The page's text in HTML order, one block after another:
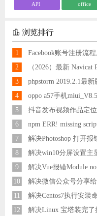
API office
浏览排行
1
Facebook账号注册流
2
（2026）最新
3
phpstorm 2019.2.1最
4
oppo a57手机
5
抖音发布视频作品定
6
npm ERR! missing
7
解决Photoshop 打开
8
解决win10分屏设置主
9
10
11
解决Centos7执行安装
12
解决Linux 宝塔装完了